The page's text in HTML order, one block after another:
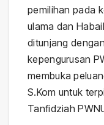
pemilihan pada
ulama dan
ditunjang
kepengurusan
membuka
S.Kom untuk
Tanfidziah